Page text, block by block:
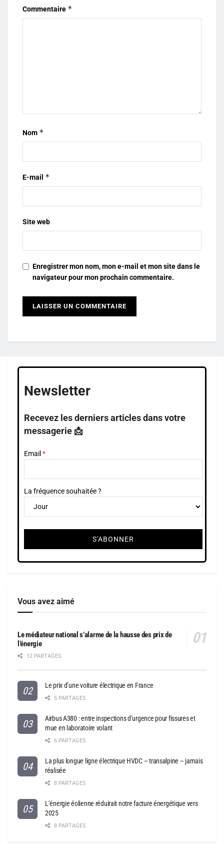
Commentaire *
Nom *
E-mail *
Site web
Enregistrer mon nom, mon e-mail et mon site dans le
navigateur pour mon prochain commentaire.
Newsletter
Recevez les derniers articles dans votre
messagerie 📩
Email
La fréquence souhaitée ?
Vous avez aimé
Le médiateur national s’alarme de la hausse des prix de
l’énergie
12 PARTAGES
Le prix d’une voiture électrique en France
5 PARTAGES
Airbus A380 : entre inspections d’urgence pour fissures et
mue en laboratoire volant
6 PARTAGES
La plus longue ligne électrique HVDC – transalpine – jamais
réalisée
8 PARTAGES
L’énergie éolienne réduirait notre facture énergétique vers
2025
8 PARTAGES